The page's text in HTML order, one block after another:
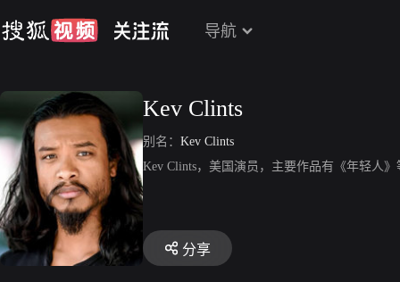
导航
Kev Clints
别名： Kev Clints
Kev Clints，美国演员，主要作品有《年轻人》
分享